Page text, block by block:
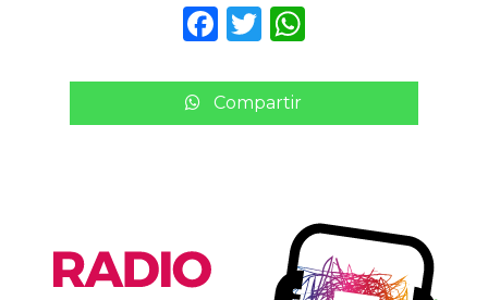
F
c
e
T
it
te
W
a
ts
p
Compartir